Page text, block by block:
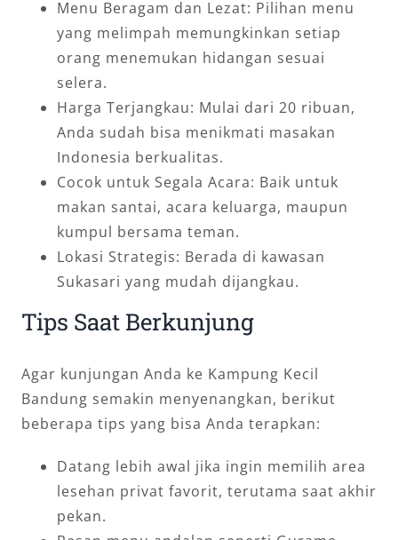
Menu Beragam dan Lezat: Pilihan menu
yang melimpah memungkinkan setiap
orang menemukan hidangan sesuai
selera.
Harga Terjangkau: Mulai dari 20 ribuan,
Anda sudah bisa menikmati masakan
Indonesia berkualitas.
Cocok untuk Segala Acara: Baik untuk
makan santai, acara keluarga, maupun
kumpul bersama teman.
Lokasi Strategis: Berada di kawasan
Sukasari yang mudah dijangkau.
Tips Saat Berkunjung
Agar kunjungan Anda ke Kampung Kecil
Bandung semakin menyenangkan, berikut
beberapa tips yang bisa Anda terapkan:
Datang lebih awal jika ingin memilih area
lesehan privat favorit, terutama saat akhir
pekan.